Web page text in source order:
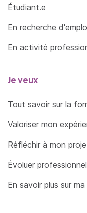
Étudiant.e
En recherche
En activité
Je veux
Tout savoir sur la
Valoriser mon
Réfléchir à mon
Évoluer
En savoir plus sur